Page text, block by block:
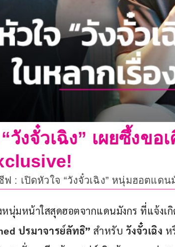
วังจั๋วเฉิง” เผยซึ้งข
ฟ : เปิดหัวใจ “วังจั๋วเฉิง” หนุ่มฮอตแด
หนุ่มหน้าใสสุดฮอตจากแดนมังกร ที่แจ้ง
ปรมาจารย์ลัทธิ” สำหรับ วังจั๋วเฉิง ห